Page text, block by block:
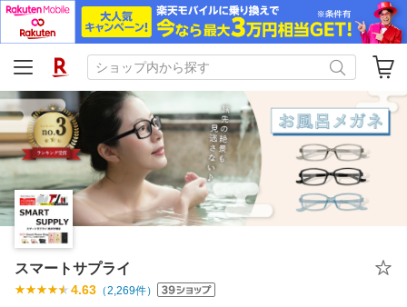
スマートサプライ
4.63 （2,269件）